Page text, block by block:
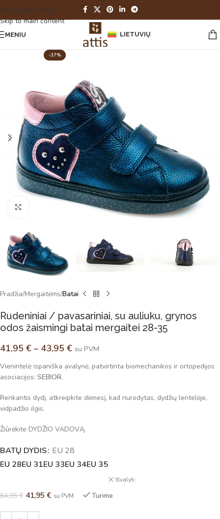
Skip to navigation
Skip to main content
MENIU LIETUVIŲ
-37%
Spustelėkite norėdami padidinti
Pradžia Mergaitėms Batai
Rudeniniai / pavasariniai, su auliuku, grynos
odos žaismingi batai mergaitei 28-35
41,95 € – 43,95 € su PVM
Vienintelė ispaniška avalynė, patvirtinta biomechanikos ir ortopedijos
asociacijos: SEBIOR.
Renkantis dydį, atkreipkite dėmesį, kad nurodytas, dydžių lentelėje,
vidpadžio ilgis.
Žiūrėkite DYDŽIO VADOVĄ.
BATŲ DYDIS EU 28
EU 28EU 31EU 33EU 34EU 35
Išvalyti
64,95€ 41,95 € su PVM Turime
Alternative: